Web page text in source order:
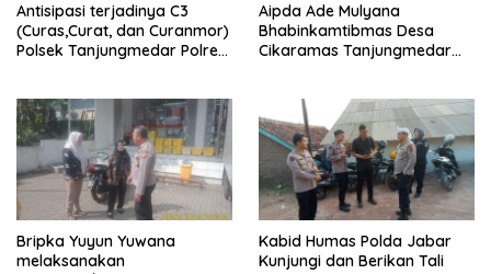
Antisipasi terjadinya C3
(Curas,Curat, dan Curanmor)
Polsek Tanjungmedar Polres
hari
Aipda Ade Mulyana
Bhabinkamtibmas Desa
Cikaramas Tanjungmedar
sambang/silatrahmi
kamtibmas
Bripka Yuyun Yuwana
melaksanakan
Kabid Humas Polda Jabar
Kunjungi dan Berikan Tali